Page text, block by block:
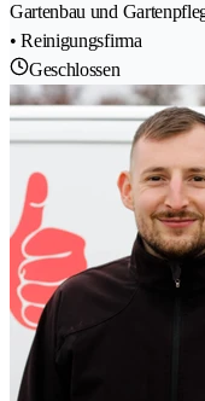
Gartenbau und
• Reinigungsfirma
Geschlossen